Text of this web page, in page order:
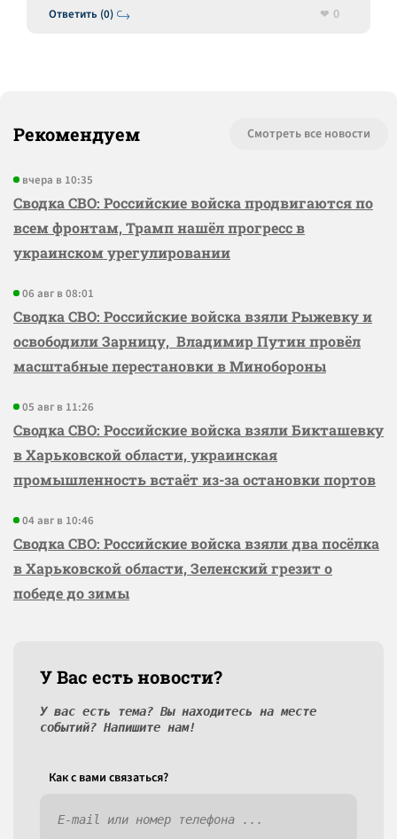
Ответить (0)
0
Рекомендуем Смотреть все новости
вчера в 10:35
Сводка СВО: Российские войска продвигаются по
всем фронтам, Трамп нашёл прогресс в
украинском урегулировании
06 авг в 08:01
Сводка СВО: Российские войска взяли Рыжевку и
освободили Зарницу, Владимир Путин провёл
масштабные перестановки в Минобороны
05 авг в 11:26
Сводка СВО: Российские войска взяли Бикташевку
в Харьковской области, украинская
промышленность встаёт из-за остановки портов
04 авг в 10:46
Сводка СВО: Российские войска взяли два посёлка
в Харьковской области, Зеленский грезит о
победе до зимы
У Вас есть новости?
У вас есть тема? Вы находитесь на месте
событий? Напишите нам!
Как c вами связаться?